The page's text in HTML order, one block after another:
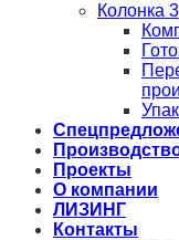
Колонка 3
Проекты
О компании
ЛИЗИНГ
Контакты